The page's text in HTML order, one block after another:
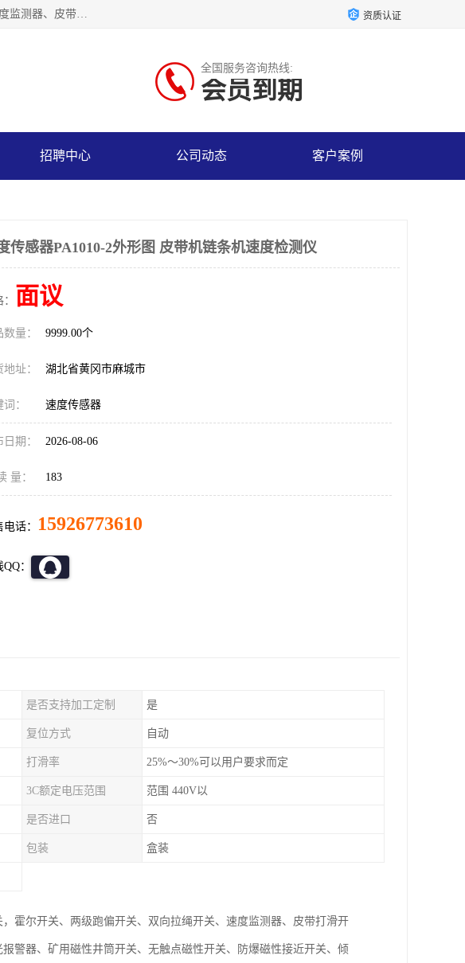
湖北杭荣电气有限公司是一家主要从事生产接近开关、光电开关，霍尔开关、两级跑偏开关、双向拉绳开关、速度监测器、皮带打滑开关、阻旋式料位开关、皮带纵向撕裂开关、溜槽堵塞开关、声光报警器、矿用磁性井筒开关等，主营行业：电气设备、仪器仪表制造, 高低压电器，成套电气设备，矿用防爆机电设备，皮带机综合保护系统，防爆电器，传感器，工矿配件，电器配件，自动化工业机器人的研发，制造，加工销售。 资质认证
全国服务咨询热线:
会员到期
招聘中心 公司动态 客户案例
传感器PA1010-2外形图 皮带机链条机速度检测仪
面议
量： 9999.00个
址： 湖北省黄冈市麻城市
： 速度传感器
期： 2026-08-06
量： 183
话： 15926773610
：
是否支持加工定制 是
复位方式 自动
打滑率 25%～30%可以用户要求而定
3C额定电压范围 范围 440V以
是否进口 否
包装 盒装
霍尔开关、两级跑偏开关、双向拉绳开关、速度监测器、皮带打滑开
警器、矿用磁性井筒开关、无触点磁性开关、防爆磁性接近开关、倾